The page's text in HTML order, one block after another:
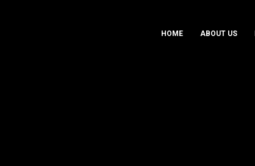
HOME ABOUT US